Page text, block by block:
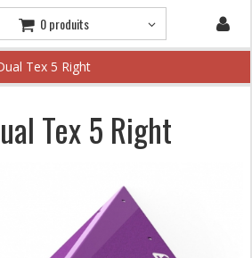
0 produits
Tex 5 Right
Tex 5 Right